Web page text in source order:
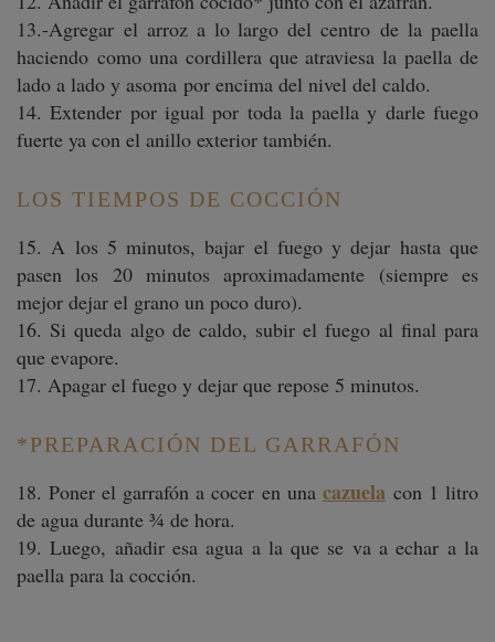
13.-Agregar el arroz a lo largo del centro de la paella
haciendo como una cordillera que atraviesa la paella de
lado a lado y asoma por encima del nivel del caldo.
14. Extender por igual por toda la paella y darle fuego
fuerte ya con el anillo exterior también.
LOS TIEMPOS DE COCCIÓN
15. A los 5 minutos, bajar el fuego y dejar hasta que
pasen los 20 minutos aproximadamente (siempre es
mejor dejar el grano un poco duro).
16. Si queda algo de caldo, subir el fuego al final para
que evapore.
17. Apagar el fuego y dejar que repose 5 minutos.
*PREPARACIÓN DEL GARRAFÓN
18. Poner el garrafón a cocer en una cazuela con 1 litro
de agua durante ¾ de hora.
19. Luego, añadir esa agua a la que se va a echar a la
paella para la cocción.